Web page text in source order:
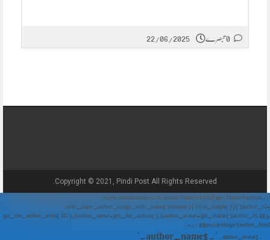
22/06/2025
Copyright © 2021, Pindi Post All Rights Reserved.
// Show Author Image with Author Name in UrduPaper Theme function
urdu_paper_author_image_with_name($content) { if (is_single()) { $author_id =
get_the_author_meta('ID'); $author_name = get_the_author(); $author_avatar = get_avatar($author_id, 48);
// 48px size image $author_html = '
' . $author_avatar . '
' . $author_name . '